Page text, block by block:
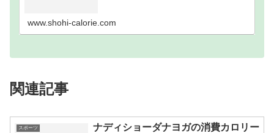
www.shohi-calorie.com
関連記事
スポーツ ナディショーダナヨガの消費カロリー